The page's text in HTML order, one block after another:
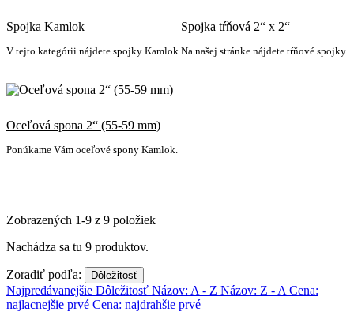
Spojka Kamlok
V tejto kategórii nájdete spojky Kamlok.
Spojka tŕňová 2“ x 2“
Na našej stránke nájdete tŕňové spojky.
Oceľová spona 2“ (55-59 mm)
Ponúkame Vám oceľové spony Kamlok.
Zobrazených 1-9 z 9 položiek
Nachádza sa tu 9 produktov.
Zoradiť podľa: Dôležitosť
Najpredávanejšie Dôležitosť Názov: A - Z Názov: Z - A Cena:
najlacnejšie prvé Cena: najdrahšie prvé